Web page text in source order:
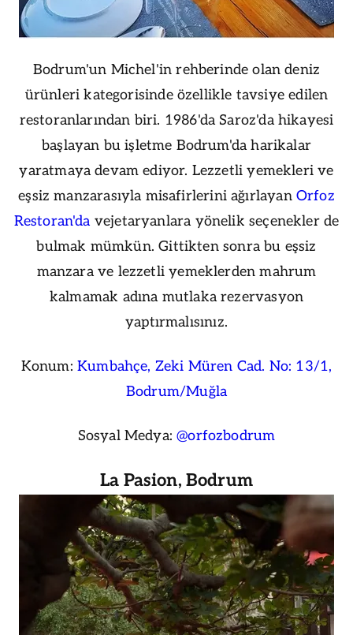
Bodrum'un Michel'in rehberinde olan deniz
ürünleri kategorisinde özellikle tavsiye edilen
restoranlarından biri. 1986'da Saroz'da hikayesi
başlayan bu işletme Bodrum'da harikalar
yaratmaya devam ediyor. Lezzetli yemekleri ve
eşsiz manzarasıyla misafirlerini ağırlayan Orfoz
Restoran'davejetaryanlara yönelik seçenekler de
bulmak mümkün. Gittikten sonra bu eşsiz
manzara ve lezzetli yemeklerden mahrum
kalmamak adına mutlaka rezervasyon
yaptırmalısınız.
Konum: Kumbahçe, Zeki Müren Cad. No: 13/1,
Bodrum/Muğla
Sosyal Medya:@orfozbodrum
La Pasion, Bodrum